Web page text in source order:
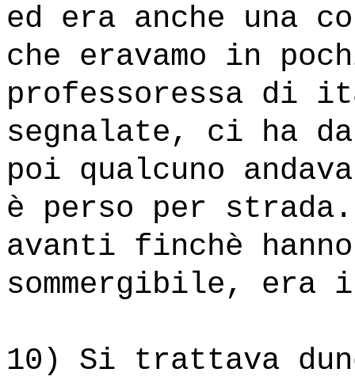
ed era anche una
che eravamo in
professoressa di
segnalate, ci ha
poi qualcuno
è perso per
avanti finchè
sommergibile, era
10) Si trattava